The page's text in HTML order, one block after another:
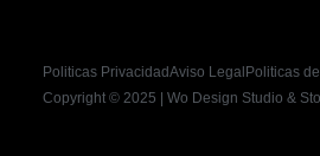
Politicas PrivacidadAviso Legal Politicas
Copyright © 2025 | Wo Design Studio &